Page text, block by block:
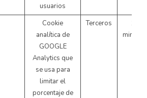
usuarios
Cookie
analítica de
GOOGLE
Analytics que
se usa para
limitar el
porcentaje de
Terceros
1
minuto